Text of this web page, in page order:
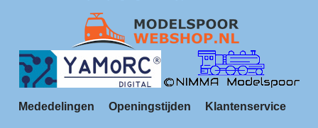
Mededelingen Openingstijden Klantenservice